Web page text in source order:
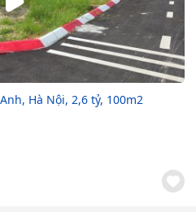
Hà Nội, 2,6 tỷ, 100m2